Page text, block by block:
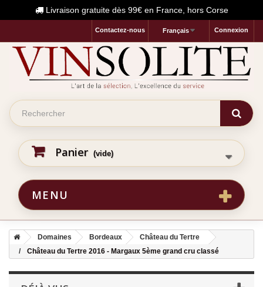
Livraison gratuite dès 99€ en France, hors Corse
Connexion
Français
Contactez-nous
Panier (vide)
MENU
Domaines Bordeaux
Château du Tertre
Château du Tertre 2016 - Margaux 5ème grand cru classé